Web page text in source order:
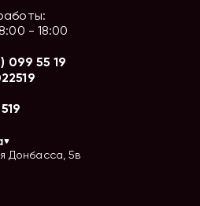
- 18:00
099 55 19
519
Донбасса, 5в